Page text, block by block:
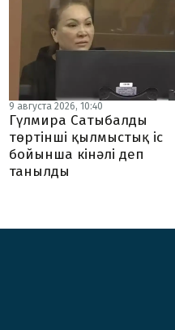
9 августа 2026, 10:40
Гүлмира Сатыбалды
төртінші қылмыстық іс
бойынша кінәлі деп
танылды